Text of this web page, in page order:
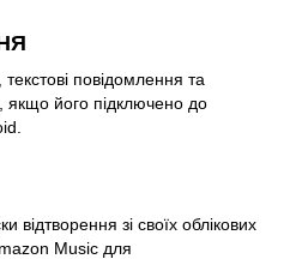
повідомлення та
якщо його підключено до
відтворення зі своїх облікових
Music для